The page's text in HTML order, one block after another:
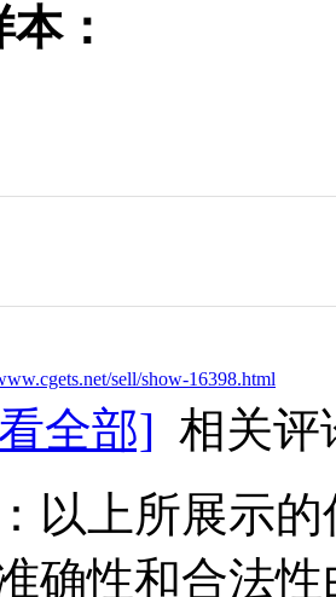
：
sell/show-16398.html
全部] 相关评
以上所展示
确性和合法